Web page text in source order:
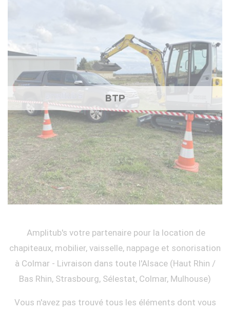
BTP
Amplitub's votre partenaire pour la location de
chapiteaux, mobilier, vaisselle, nappage et sonorisation
à Colmar - Livraison dans toute l'Alsace (Haut Rhin /
Bas Rhin, Strasbourg, Sélestat, Colmar, Mulhouse)
Vous n'avez pas trouvé tous les éléments dont vous